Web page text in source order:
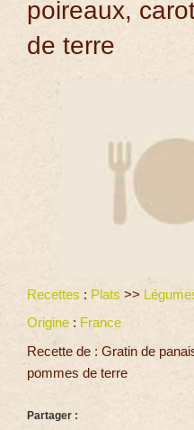
poireaux,
de terre
Recettes : Plats >>
Origine : France
Recette de : Gratin de
pommes de terre
Partager :